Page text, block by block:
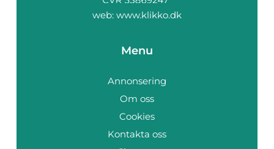
web: www.klikko.dk
Menu
Annonsering
Om oss
Cookies
Kontakta oss